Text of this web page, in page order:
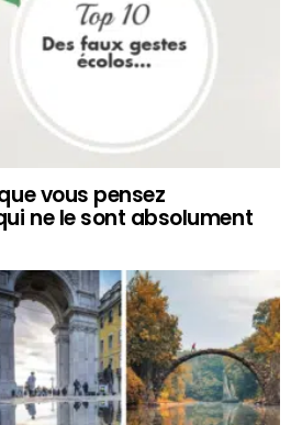
vous pensez
ne le sont absolument